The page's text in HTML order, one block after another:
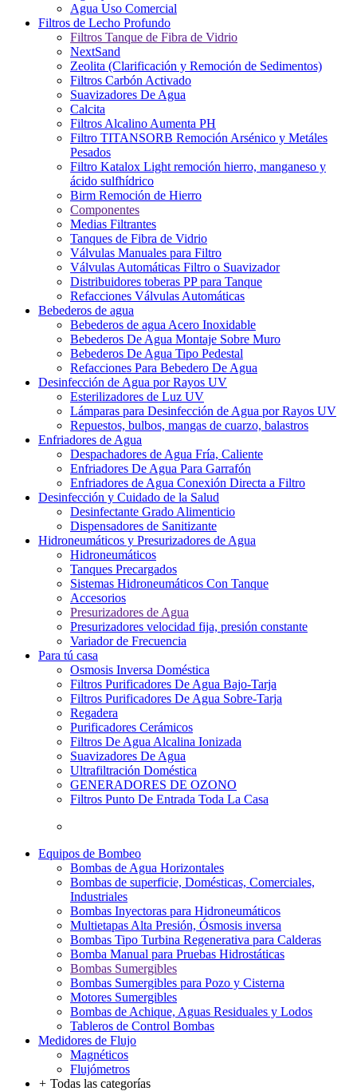
Agua Uso Comercial
Filtros de Lecho Profundo
Filtros Tanque de Fibra de Vidrio
NextSand
Zeolita (Clarificación y Remoción de Sedimentos)
Filtros Carbón Activado
Suavizadores De Agua
Calcita
Filtros Alcalino Aumenta PH
Filtro TITANSORB Remoción Arsénico y Metáles
Pesados
Filtro Katalox Light remoción hierro, manganeso y
ácido sulfhídrico
Birm Remoción de Hierro
Componentes
Medias Filtrantes
Tanques de Fibra de Vidrio
Válvulas Manuales para Filtro
Válvulas Automáticas Filtro o Suavizador
Distribuidores toberas PP para Tanque
Refacciones Válvulas Automáticas
Bebederos de agua
Bebederos de agua Acero Inoxidable
Bebederos De Agua Montaje Sobre Muro
Bebederos De Agua Tipo Pedestal
Refacciones Para Bebedero De Agua
Desinfección de Agua por Rayos UV
Esterilizadores de Luz UV
Lámparas para Desinfección de Agua por Rayos UV
Repuestos, bulbos, mangas de cuarzo, balastros
Enfriadores de Agua
Despachadores de Agua Fría, Caliente
Enfriadores De Agua Para Garrafón
Enfriadores de Agua Conexión Directa a Filtro
Desinfección y Cuidado de la Salud
Desinfectante Grado Alimenticio
Dispensadores de Sanitizante
Hidroneumáticos y Presurizadores de Agua
Hidroneumáticos
Tanques Precargados
Sistemas Hidroneumáticos Con Tanque
Accesorios
Presurizadores de Agua
Presurizadores velocidad fija, presión constante
Variador de Frecuencia
Para tú casa
Osmosis Inversa Doméstica
Filtros Purificadores De Agua Bajo-Tarja
Filtros Purificadores De Agua Sobre-Tarja
Regadera
Purificadores Cerámicos
Filtros De Agua Alcalina Ionizada
Suavizadores De Agua
Ultrafiltración Doméstica
GENERADORES DE OZONO
Filtros Punto De Entrada Toda La Casa
Equipos de Bombeo
Bombas de Agua Horizontales
Bombas de superficie, Domésticas, Comerciales,
Industriales
Bombas Inyectoras para Hidroneumáticos
Multietapas Alta Presión, Ósmosis inversa
Bombas Tipo Turbina Regenerativa para Calderas
Bomba Manual para Pruebas Hidrostáticas
Bombas Sumergibles
Bombas Sumergibles para Pozo y Cisterna
Motores Sumergibles
Bombas de Achique, Aguas Residuales y Lodos
Tableros de Control Bombas
Medidores de Flujo
Magnéticos
Flujómetros
+ Todas las categorías